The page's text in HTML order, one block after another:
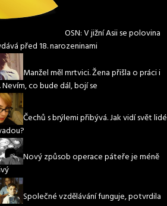
OSN: V jižní Asii se polovina
před 18. narozeninami
Manžel měl mrtvici. Žena přišla o práci i
Nevím, co bude dál, bojí se
Čechů s brýlemi přibývá. Jak vidí svět lidé
Nový způsob operace páteře je méně
Společné vzdělávání funguje, potvrdila